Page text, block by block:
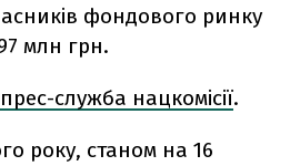
фондового ринку
млн грн.
служба нацкомісії.
року, станом на 16